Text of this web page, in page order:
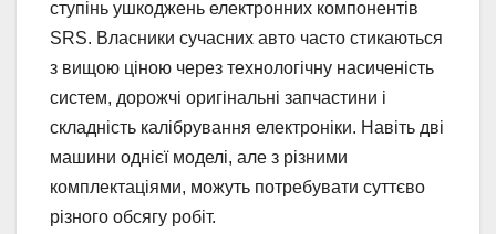
ступінь ушкоджень електронних компонентів
SRS. Власники сучасних авто часто стикаються
з вищою ціною через технологічну насиченість
систем, дорожчі оригінальні запчастини і
складність калібрування електроніки. Навіть дві
машини однієї моделі, але з різними
комплектаціями, можуть потребувати суттєво
різного обсягу робіт.